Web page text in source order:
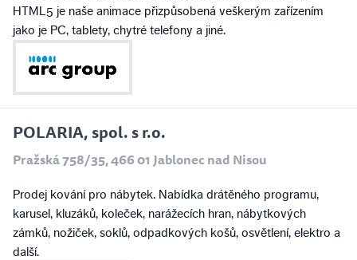
HTML5 je naše animace přizpůsobená veškerým zařízením
jako je PC, tablety, chytré telefony a jiné.
POLARIA, spol. s r.o.
Pražská 758/35, 466 01 Jablonec nad Nisou
Prodej kování pro nábytek. Nabídka drátěného programu,
karusel, kluzáků, koleček, narážecích hran, nábytkových
zámků, nožiček, soklů, odpadkových košů, osvětlení, elektro a
další.